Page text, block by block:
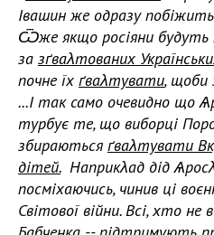
Івашин же одразу побіжить
Ѿже якщо росіяни будуть
за зґваλтованих
почне їх ґваλтувати, щоби
...І так само очевидно що
турбує те, що виборці
збираються ґваλтувати
дітей.Наприкλад дід
посміхаючись, чинив ці
Світової війни. Всі, хто не